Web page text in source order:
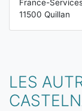
France-
11500 Quillan
LES